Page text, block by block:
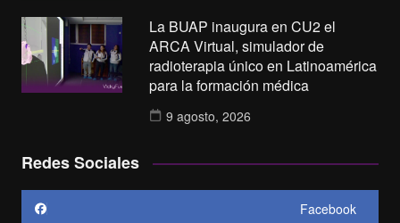
La BUAP inaugura en CU2 el
ARCA Virtual, simulador de
radioterapia único en Latinoamérica
para la formación médica
9 agosto, 2026
Redes Sociales
Facebook